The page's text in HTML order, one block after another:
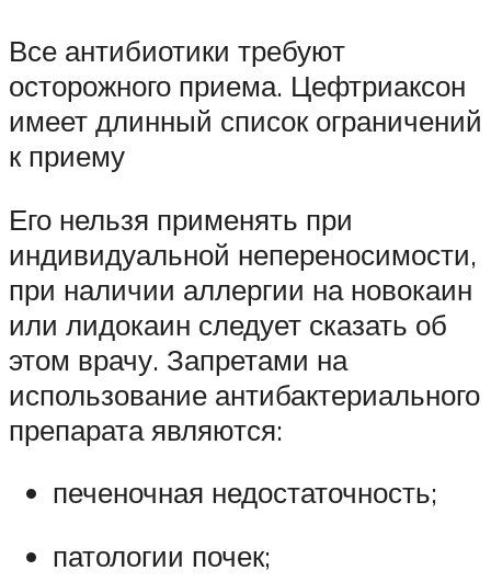
Все антибиотики требуют
осторожного приема. Цефтриаксон
имеет длинный список ограничений
к приему
Его нельзя применять при
индивидуальной непереносимости,
при наличии аллергии на новокаин
или лидокаин следует сказать об
этом врачу. Запретами на
использование антибактериального
препарата являются:
печеночная недостаточность;
патологии почек;